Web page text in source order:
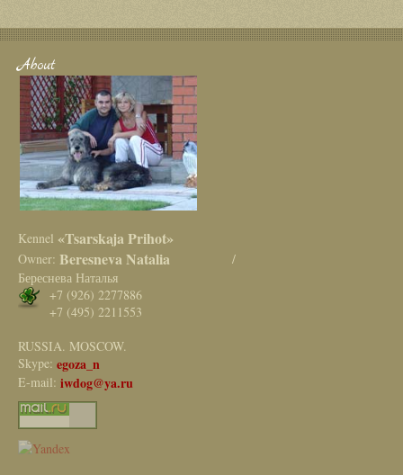
About
Kennel «Tsarskaja Prihot»
Owner: Beresneva Natalia /
Береснева Наталья
+7 (926) 2277886
+7 (495) 2211553
RUSSIA. MOSCOW.
Skype: egoza_n
E-mail: iwdog@ya.ru